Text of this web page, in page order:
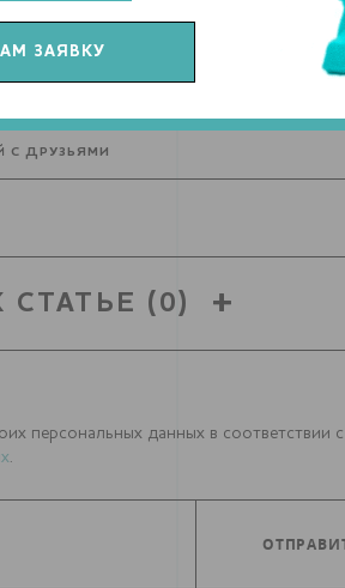
С ДРУЗЬЯМИ
(0)
персональных данных в соответствии с
.